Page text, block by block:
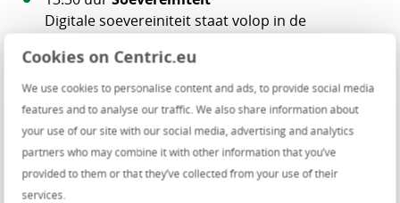
Cookies on Centric.eu
We use cookies to personalise content and ads, to provide social media
features and to analyse our traffic. We also share information about
your use of our site with our social media, advertising and analytics
partners who may combine it with other information that you’ve
provided to them or that they’ve collected from your use of their
services.
Digitale soevereiniteit staat volop in de
beschikbaarheid van DigiD of een eigen
kantooromgeving met MijnBureau. Iedereen is er
wel op een of andere manier mee bezig. Maar wat
is digitale soevereiniteit nu exact? Wat kun je
ermee bereiken? En welke keuzes moet je maken
om je eigen digitale soevereiniteit te versterken?
Ron Bartels en Willam van Weelden laten zien